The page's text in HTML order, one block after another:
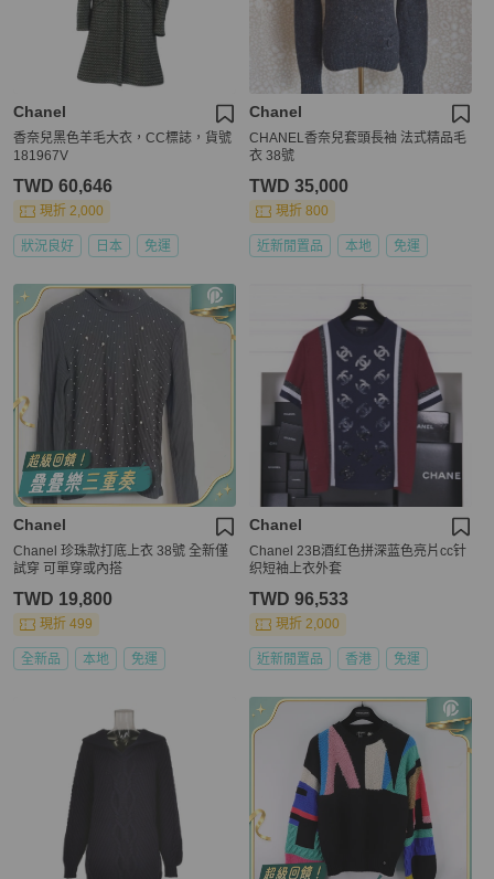
Chanel
香奈兒黑色羊毛大衣，CC標誌，貨號
181967V
TWD 60,646
現折 2,000
狀況良好 日本 免運
Chanel
CHANEL香奈兒套頭長袖 法式精品毛
衣 38號
TWD 35,000
現折 800
近新閒置品 本地 免運
Chanel
Chanel 珍珠款打底上衣 38號 全新僅
試穿 可單穿或內搭
TWD 19,800
現折 499
全新品 本地 免運
Chanel
Chanel 23B酒红色拼深蓝色亮片cc针
织短袖上衣外套
TWD 96,533
現折 2,000
近新閒置品 香港 免運